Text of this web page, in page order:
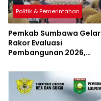
Politik & Pemerintahan
Pemkab Sumbawa Gelar
Rakor Evaluasi
Pembangunan 2026,
Perubahan Resmi
Diluncurkan